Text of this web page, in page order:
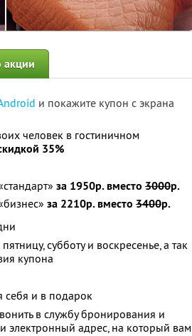
акции
и покажите купон с экрана
человек в гостиничном
35%
за 1950р. вместо 3000р.
за 2210р. вместо 3400р.
субботу и воскресенье, а так
купона
себя и в подарок
в службу бронирования и
электронный адрес, на который вам